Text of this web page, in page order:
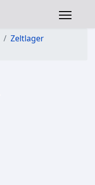
Zeltlager